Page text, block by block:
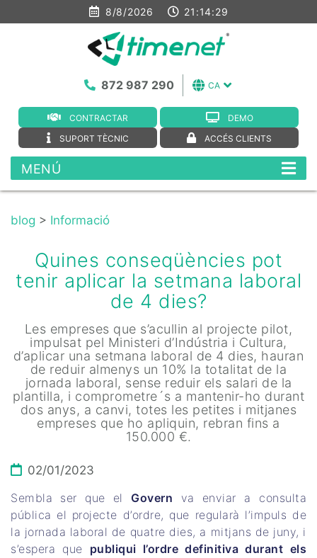
8/8/2026 21:14:30
CONTRACTAR
DEMO
SUPORT TÈCNIC
ACCÉS CLIENTS
CA
872 987 290
MENÚ
blog > Informació
Quines conseqüències pot
tenir aplicar la setmana laboral
de 4 dies?
Les empreses que s’acullin al projecte pilot,
impulsat pel Ministeri d’Indústria i Cultura,
d’aplicar una setmana laboral de 4 dies, hauran
de reduir almenys un 10% la totalitat de la
jornada laboral, sense reduir els salari de la
plantilla, i comprometre´s a mantenir-ho durant
dos anys, a canvi, totes les petites i mitjanes
empreses que ho apliquin, rebran fins a
150.000 €.
02/01/2023
Sembla ser que el Govern va enviar a consulta
pública el projecte d’ordre, que regularà l’impuls de
la jornada laboral de quatre dies, a mitjans de juny, i
s’espera que publiqui l’ordre definitiva durant els